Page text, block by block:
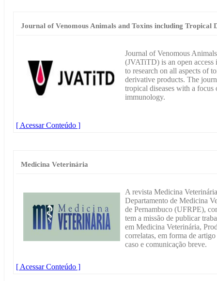
Journal of Venomous Animals and Toxins including Tropical
Journal of Venomous
(JVATiTD) is an open
to research on all aspects of
derivative products. The
tropical diseases with a focus
immunology.
[ Acessar Conteúdo ]
Medicina Veterinária
A revista Medicina
Departamento de Medicina
de Pernambuco (UFRPE),
tem a missão de publicar
em Medicina Veterinária,
correlatas, em forma de
caso e comunicação breve.
[ Acessar Conteúdo ]